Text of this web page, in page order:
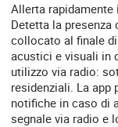
Allerta
Detetta la
collocato al finale
acustici e visuali in
utilizzo via radio:
residenziali. La app
notifiche in caso di
segnale via radio e